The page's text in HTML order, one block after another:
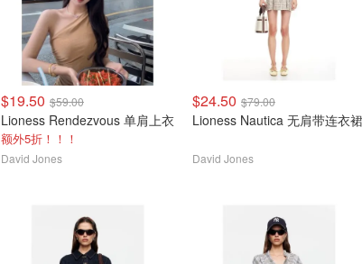
$19.50 $59.00
Lioness Rendezvous 单肩上衣
额外5折！！！
David Jones
$24.50 $79.00
Lioness Nautica 无肩带连衣裙
David Jones